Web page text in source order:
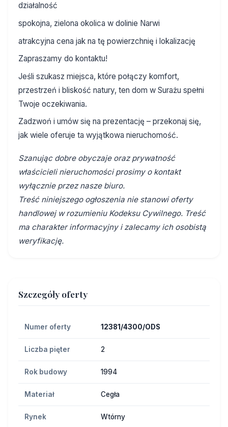
działalność
spokojna, zielona okolica w dolinie Narwi
atrakcyjna cena jak na tę powierzchnię i lokalizację
Zapraszamy do kontaktu!
Jeśli szukasz miejsca, które połączy komfort,
przestrzeń i bliskość natury, ten dom w Surażu spełni
Twoje oczekiwania.
Zadzwoń i umów się na prezentację – przekonaj się,
jak wiele oferuje ta wyjątkowa nieruchomość.
Szanując dobre obyczaje oraz prywatność
właścicieli nieruchomości prosimy o kontakt
wyłącznie przez nasze biuro.
Treść niniejszego ogłoszenia nie stanowi oferty
handlowej w rozumieniu Kodeksu Cywilnego. Treść
ma charakter informacyjny i zalecamy ich osobistą
weryfikację.
Szczegóły oferty
Numer oferty 12381/4300/ODS
Liczba pięter 2
Rok budowy 1994
Materiał Cegła
Rynek Wtórny